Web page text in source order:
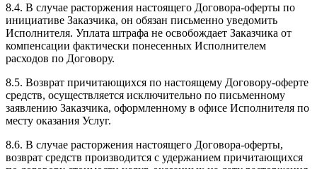
8.4. В случае расторжения настоящего Договора-оферты по
инициативе Заказчика, он обязан письменно уведомить
Исполнителя. Уплата штрафа не освобождает Заказчика от
компенсации фактически понесенных Исполнителем
расходов по Договору.
8.5. Возврат причитающихся по настоящему Договору-оферте
средств, осуществляется исключительно по письменному
заявлению Заказчика, оформленному в офисе Исполнителя по
месту оказания Услуг.
8.6. В случае расторжения настоящего Договора-оферты,
возврат средств производится с удержанием причитающихся